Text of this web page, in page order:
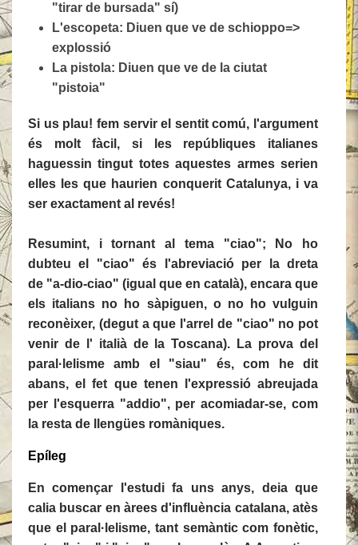
"tirar de bursada" sí)
L'escopeta: Diuen que ve de schioppo=>
explossió
La pistola: Diuen que ve de la ciutat
"pistoia"
Si us plau! fem servir el sentit comú, l'argument
és molt fàcil, si les repúbliques italianes
haguessin tingut totes aquestes armes serien
elles les que haurien conquerit Catalunya, i va
ser exactament al revés!
Resumint, i tornant al tema "ciao"; No ho
dubteu el "ciao" és l'abreviació per la dreta
de "a-dio-ciao" (igual que en català), encara que
els italians no ho sàpiguen, o no ho vulguin
reconèixer, (degut a que l'arrel de "ciao" no pot
venir de l' italià de la Toscana). La prova del
paral·lelisme amb el "siau" és, com he dit
abans, el fet que tenen l'expressió abreujada
per l'esquerra "addio", per acomiadar-se, com
la resta de llengües romàniques.
Epíleg
En començar l'estudi fa uns anys, deia que
calia buscar en àrees d'influència catalana, atès
que el paral·lelisme, tant semàntic com fonètic,